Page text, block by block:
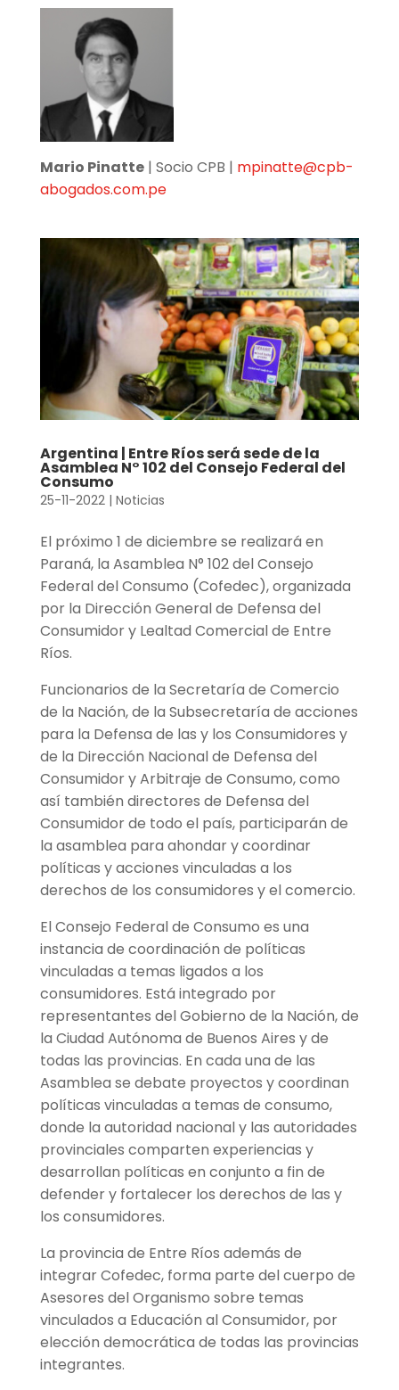
Mario Pinatte| Socio CPB | mpinatte@cpb-
abogados.com.pe
Argentina | Entre Ríos será sede de la
Asamblea N° 102 del Consejo Federal del
Consumo
25-11-2022| Noticias
El próximo 1 de diciembre se realizará en
Paraná, la Asamblea N° 102 del Consejo
Federal del Consumo (Cofedec), organizada
por la Dirección General de Defensa del
Consumidor y Lealtad Comercial de Entre
Ríos.
Funcionarios de la Secretaría de Comercio
de la Nación, de la Subsecretaría de acciones
para la Defensa de las y los Consumidores y
de la Dirección Nacional de Defensa del
Consumidor y Arbitraje de Consumo, como
así también directores de Defensa del
Consumidor de todo el país, participarán de
la asamblea para ahondar y coordinar
políticas y acciones vinculadas a los
derechos de los consumidores y el comercio.
El Consejo Federal de Consumo es una
instancia de coordinación de políticas
vinculadas a temas ligados a los
consumidores. Está integrado por
representantes del Gobierno de la Nación, de
la Ciudad Autónoma de Buenos Aires y de
todas las provincias. En cada una de las
Asamblea se debate proyectos y coordinan
políticas vinculadas a temas de consumo,
donde la autoridad nacional y las autoridades
provinciales comparten experiencias y
desarrollan políticas en conjunto a fin de
defender y fortalecer los derechos de las y
los consumidores.
La provincia de Entre Ríos además de
integrar Cofedec, forma parte del cuerpo de
Asesores del Organismo sobre temas
vinculados a Educación al Consumidor, por
elección democrática de todas las provincias
integrantes.